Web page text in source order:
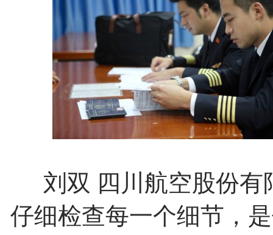
刘双 四川航空股份有
仔细检查每一个细节，